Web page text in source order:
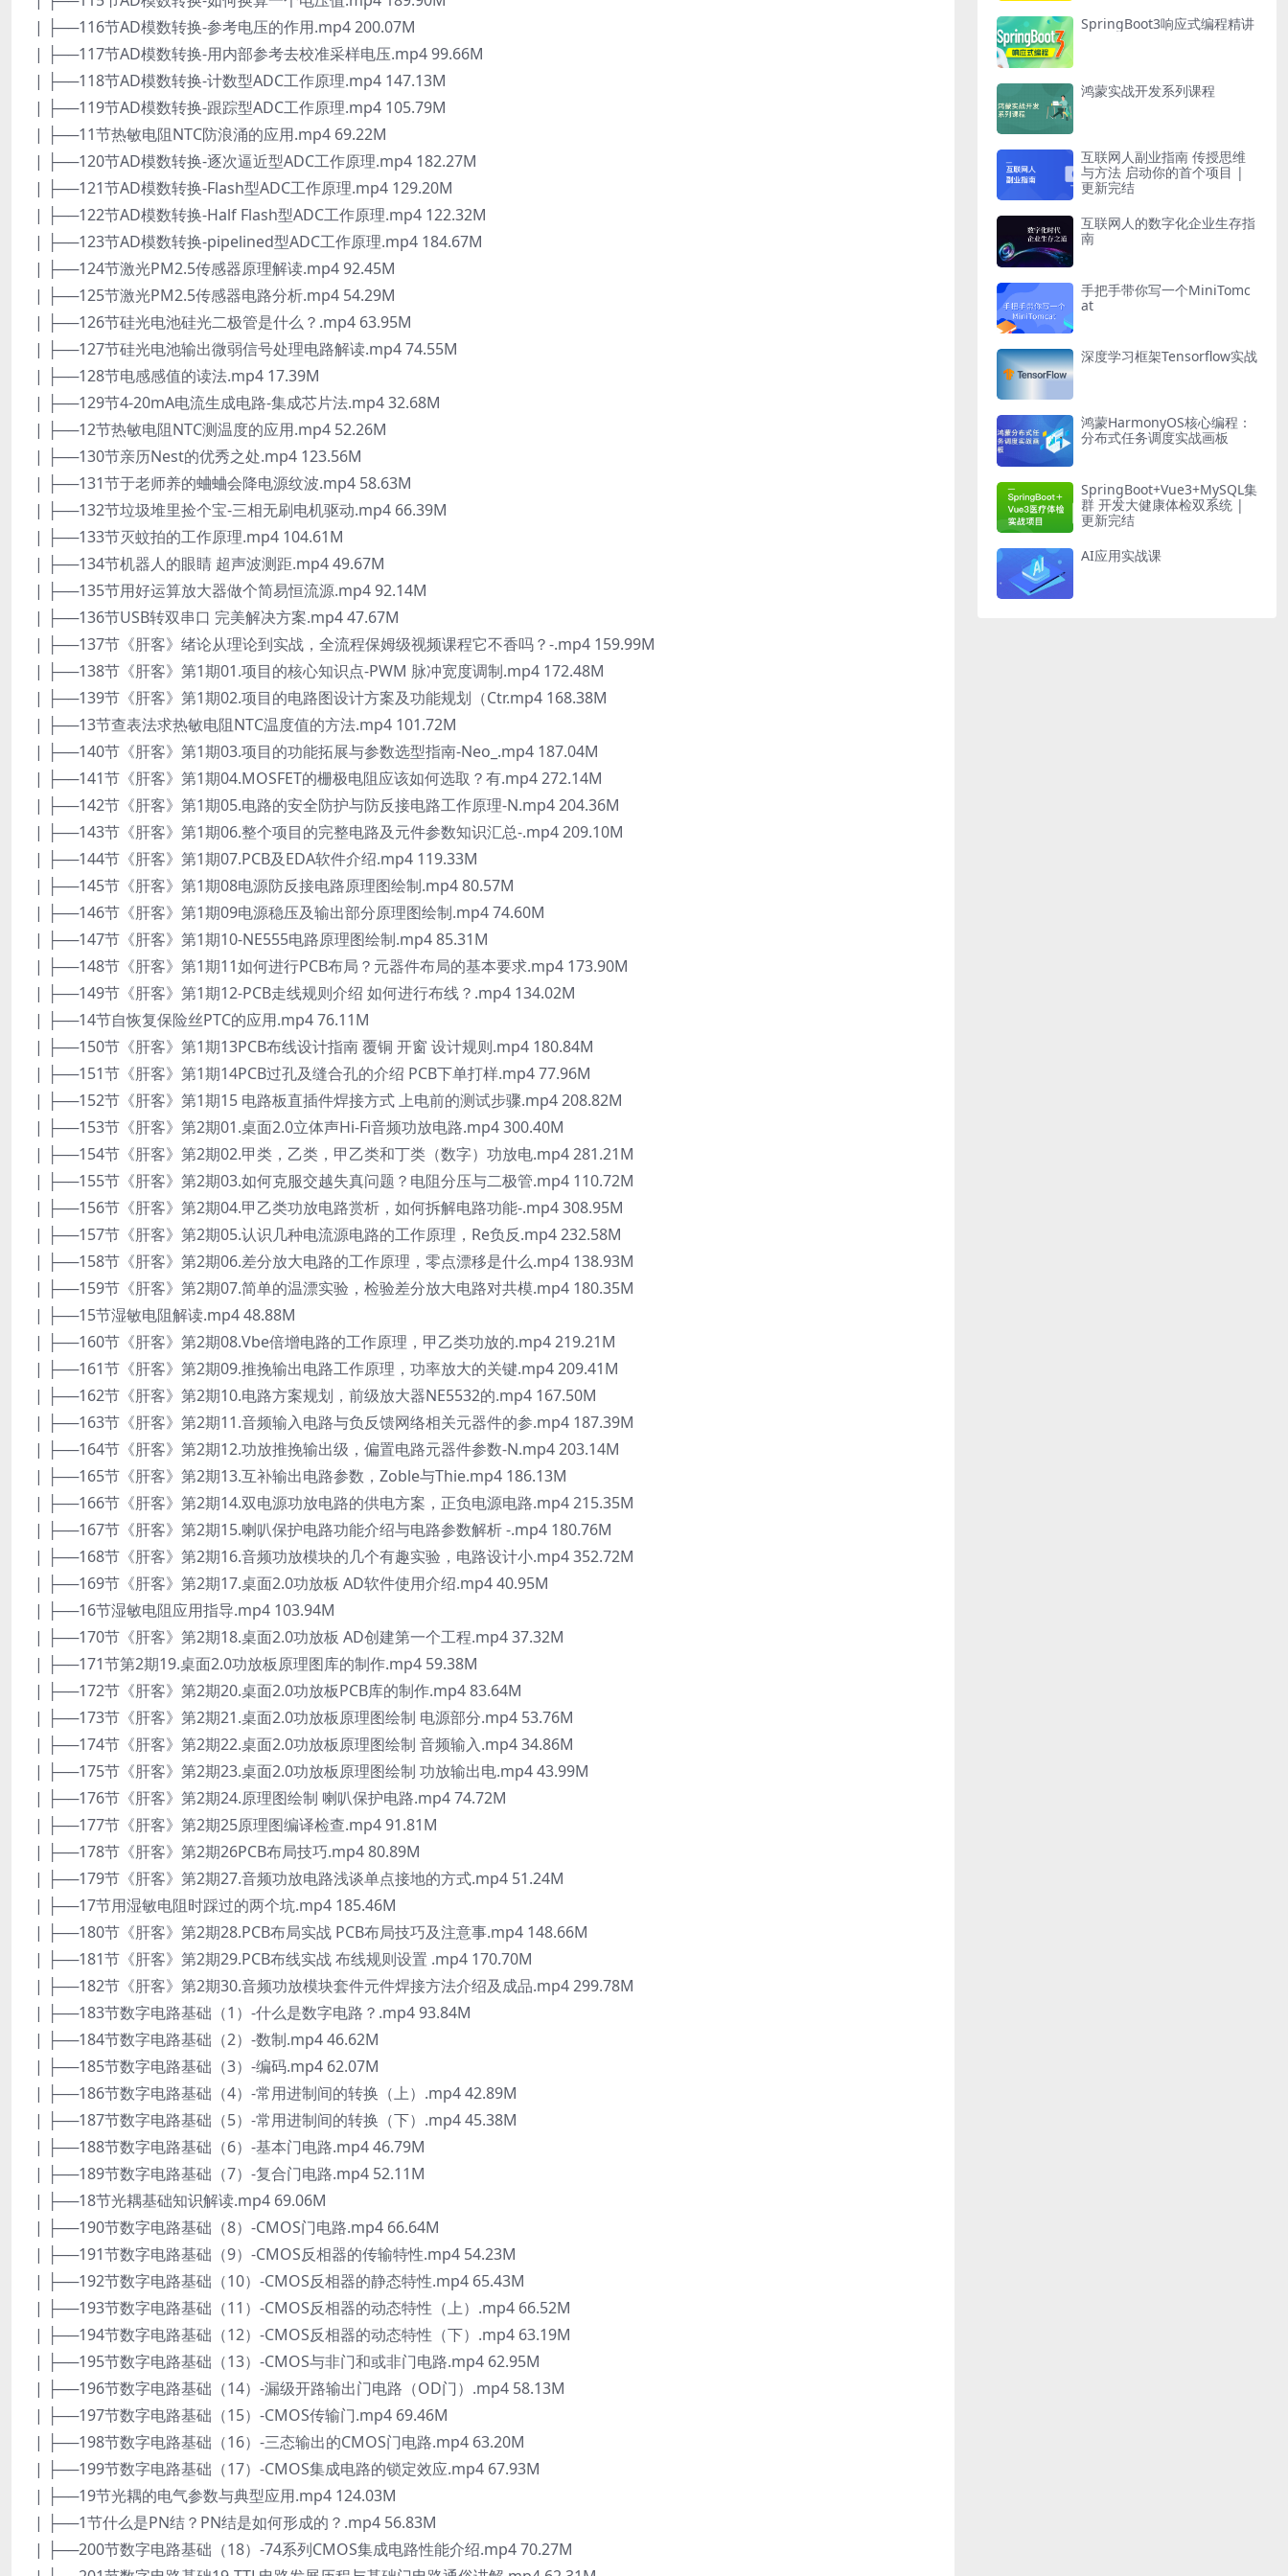
| ├──116节AD模数转换-参考电压的作用.mp4 200.07M
| ├──117节AD模数转换-用内部参考去校准采样电压.mp4 99.66M
| ├──118节AD模数转换-计数型ADC工作原理.mp4 147.13M
| ├──119节AD模数转换-跟踪型ADC工作原理.mp4 105.79M
| ├──11节热敏电阻NTC防浪涌的应用.mp4 69.22M
| ├──120节AD模数转换-逐次逼近型ADC工作原理.mp4 182.27M
| ├──121节AD模数转换-Flash型ADC工作原理.mp4 129.20M
| ├──122节AD模数转换-Half Flash型ADC工作原理.mp4 122.32M
| ├──123节AD模数转换-pipelined型ADC工作原理.mp4 184.67M
| ├──124节激光PM2.5传感器原理解读.mp4 92.45M
| ├──125节激光PM2.5传感器电路分析.mp4 54.29M
| ├──126节硅光电池硅光二极管是什么？.mp4 63.95M
| ├──127节硅光电池输出微弱信号处理电路解读.mp4 74.55M
| ├──128节电感感值的读法.mp4 17.39M
| ├──129节4-20mA电流生成电路-集成芯片法.mp4 32.68M
| ├──12节热敏电阻NTC测温度的应用.mp4 52.26M
| ├──130节亲历Nest的优秀之处.mp4 123.56M
| ├──131节于老师养的蛐蛐会降电源纹波.mp4 58.63M
| ├──132节垃圾堆里捡个宝-三相无刷电机驱动.mp4 66.39M
| ├──133节灭蚊拍的工作原理.mp4 104.61M
| ├──134节机器人的眼睛 超声波测距.mp4 49.67M
| ├──135节用好运算放大器做个简易恒流源.mp4 92.14M
| ├──136节USB转双串口 完美解决方案.mp4 47.67M
| ├──137节《肝客》绪论从理论到实战，全流程保姆级视频课程它不香吗？-.mp4 159.99M
| ├──138节《肝客》第1期01.项目的核心知识点-PWM 脉冲宽度调制.mp4 172.48M
| ├──139节《肝客》第1期02.项目的电路图设计方案及功能规划（Ctr.mp4 168.38M
| ├──13节查表法求热敏电阻NTC温度值的方法.mp4 101.72M
| ├──140节《肝客》第1期03.项目的功能拓展与参数选型指南-Neo_.mp4 187.04M
| ├──141节《肝客》第1期04.MOSFET的栅极电阻应该如何选取？有.mp4 272.14M
| ├──142节《肝客》第1期05.电路的安全防护与防反接电路工作原理-N.mp4 204.36M
| ├──143节《肝客》第1期06.整个项目的完整电路及元件参数知识汇总-.mp4 209.10M
| ├──144节《肝客》第1期07.PCB及EDA软件介绍.mp4 119.33M
| ├──145节《肝客》第1期08电源防反接电路原理图绘制.mp4 80.57M
| ├──146节《肝客》第1期09电源稳压及输出部分原理图绘制.mp4 74.60M
| ├──147节《肝客》第1期10-NE555电路原理图绘制.mp4 85.31M
| ├──148节《肝客》第1期11如何进行PCB布局？元器件布局的基本要求.mp4 173.90M
| ├──149节《肝客》第1期12-PCB走线规则介绍 如何进行布线？.mp4 134.02M
| ├──14节自恢复保险丝PTC的应用.mp4 76.11M
| ├──150节《肝客》第1期13PCB布线设计指南 覆铜 开窗 设计规则.mp4 180.84M
| ├──151节《肝客》第1期14PCB过孔及缝合孔的介绍 PCB下单打样.mp4 77.96M
| ├──152节《肝客》第1期15 电路板直插件焊接方式 上电前的测试步骤.mp4 208.82M
| ├──153节《肝客》第2期01.桌面2.0立体声Hi-Fi音频功放电路.mp4 300.40M
| ├──154节《肝客》第2期02.甲类，乙类，甲乙类和丁类（数字）功放电.mp4 281.21M
| ├──155节《肝客》第2期03.如何克服交越失真问题？电阻分压与二极管.mp4 110.72M
| ├──156节《肝客》第2期04.甲乙类功放电路赏析，如何拆解电路功能-.mp4 308.95M
| ├──157节《肝客》第2期05.认识几种电流源电路的工作原理，Re负反.mp4 232.58M
| ├──158节《肝客》第2期06.差分放大电路的工作原理，零点漂移是什么.mp4 138.93M
| ├──159节《肝客》第2期07.简单的温漂实验，检验差分放大电路对共模.mp4 180.35M
| ├──15节湿敏电阻解读.mp4 48.88M
| ├──160节《肝客》第2期08.Vbe倍增电路的工作原理，甲乙类功放的.mp4 219.21M
| ├──161节《肝客》第2期09.推挽输出电路工作原理，功率放大的关键.mp4 209.41M
| ├──162节《肝客》第2期10.电路方案规划，前级放大器NE5532的.mp4 167.50M
| ├──163节《肝客》第2期11.音频输入电路与负反馈网络相关元器件的参.mp4 187.39M
| ├──164节《肝客》第2期12.功放推挽输出级，偏置电路元器件参数-N.mp4 203.14M
| ├──165节《肝客》第2期13.互补输出电路参数，Zoble与Thie.mp4 186.13M
| ├──166节《肝客》第2期14.双电源功放电路的供电方案，正负电源电路.mp4 215.35M
| ├──167节《肝客》第2期15.喇叭保护电路功能介绍与电路参数解析 -.mp4 180.76M
| ├──168节《肝客》第2期16.音频功放模块的几个有趣实验，电路设计小.mp4 352.72M
| ├──169节《肝客》第2期17.桌面2.0功放板 AD软件使用介绍.mp4 40.95M
| ├──16节湿敏电阻应用指导.mp4 103.94M
| ├──170节《肝客》第2期18.桌面2.0功放板 AD创建第一个工程.mp4 37.32M
| ├──171节第2期19.桌面2.0功放板原理图库的制作.mp4 59.38M
| ├──172节《肝客》第2期20.桌面2.0功放板PCB库的制作.mp4 83.64M
| ├──173节《肝客》第2期21.桌面2.0功放板原理图绘制 电源部分.mp4 53.76M
| ├──174节《肝客》第2期22.桌面2.0功放板原理图绘制 音频输入.mp4 34.86M
| ├──175节《肝客》第2期23.桌面2.0功放板原理图绘制 功放输出电.mp4 43.99M
| ├──176节《肝客》第2期24.原理图绘制 喇叭保护电路.mp4 74.72M
| ├──177节《肝客》第2期25原理图编译检查.mp4 91.81M
| ├──178节《肝客》第2期26PCB布局技巧.mp4 80.89M
| ├──179节《肝客》第2期27.音频功放电路浅谈单点接地的方式.mp4 51.24M
| ├──17节用湿敏电阻时踩过的两个坑.mp4 185.46M
| ├──180节《肝客》第2期28.PCB布局实战 PCB布局技巧及注意事.mp4 148.66M
| ├──181节《肝客》第2期29.PCB布线实战 布线规则设置 .mp4 170.70M
| ├──182节《肝客》第2期30.音频功放模块套件元件焊接方法介绍及成品.mp4 299.78M
| ├──183节数字电路基础（1）-什么是数字电路？.mp4 93.84M
| ├──184节数字电路基础（2）-数制.mp4 46.62M
| ├──185节数字电路基础（3）-编码.mp4 62.07M
| ├──186节数字电路基础（4）-常用进制间的转换（上）.mp4 42.89M
| ├──187节数字电路基础（5）-常用进制间的转换（下）.mp4 45.38M
| ├──188节数字电路基础（6）-基本门电路.mp4 46.79M
| ├──189节数字电路基础（7）-复合门电路.mp4 52.11M
| ├──18节光耦基础知识解读.mp4 69.06M
| ├──190节数字电路基础（8）-CMOS门电路.mp4 66.64M
| ├──191节数字电路基础（9）-CMOS反相器的传输特性.mp4 54.23M
| ├──192节数字电路基础（10）-CMOS反相器的静态特性.mp4 65.43M
| ├──193节数字电路基础（11）-CMOS反相器的动态特性（上）.mp4 66.52M
| ├──194节数字电路基础（12）-CMOS反相器的动态特性（下）.mp4 63.19M
| ├──195节数字电路基础（13）-CMOS与非门和或非门电路.mp4 62.95M
| ├──196节数字电路基础（14）-漏级开路输出门电路（OD门）.mp4 58.13M
| ├──197节数字电路基础（15）-CMOS传输门.mp4 69.46M
| ├──198节数字电路基础（16）-三态输出的CMOS门电路.mp4 63.20M
| ├──199节数字电路基础（17）-CMOS集成电路的锁定效应.mp4 67.93M
| ├──19节光耦的电气参数与典型应用.mp4 124.03M
| ├──1节什么是PN结？PN结是如何形成的？.mp4 56.83M
| ├──200节数字电路基础（18）-74系列CMOS集成电路性能介绍.mp4 70.27M
SpringBoot3响应式编程精讲
鸿蒙实战开发系列课程
互联网人副业指南 传授思维
与方法 启动你的首个项目 |
更新完结
互联网人的数字化企业生存指
南
手把手带你写一个MiniTomc
at
深度学习框架Tensorflow实战
鸿蒙HarmonyOS核心编程：
分布式任务调度实战画板
SpringBoot+Vue3+MySQL集
群 开发大健康体检双系统 |
更新完结
AI应用实战课